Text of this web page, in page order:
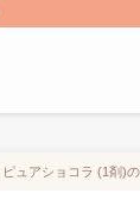
ュアショコラ (1剤)